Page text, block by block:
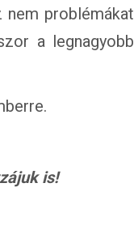
nem problémákat
a legnagyobb
is!